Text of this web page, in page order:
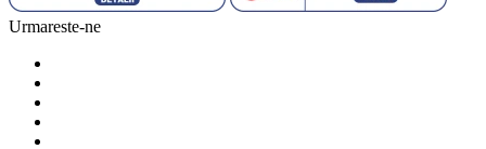
Urmareste-ne